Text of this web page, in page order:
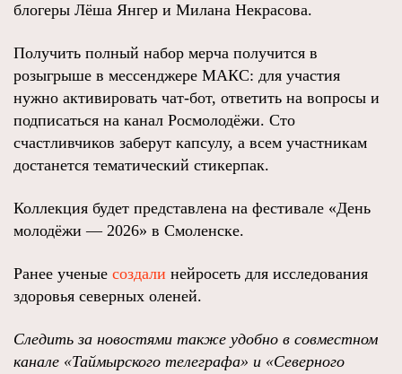
блогеры Лёша Янгер и Милана Некрасова.
Получить полный набор мерча получится в
розыгрыше в мессенджере МАКС: для участия
нужно активировать чат‑бот, ответить на вопросы и
подписаться на канал Росмолодёжи. Сто
счастливчиков заберут капсулу, а всем участникам
достанется тематический стикерпак.
Коллекция будет представлена на фестивале «День
молодёжи — 2026» в Смоленске.
Ранее ученые создали нейросеть для исследования
здоровья северных оленей.
Следить за новостями также удобно в совместном
канале «Таймырского телеграфа» и «Северного